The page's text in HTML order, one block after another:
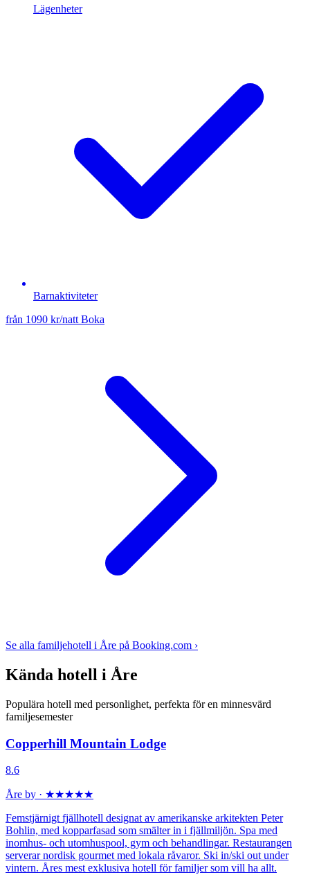
Lägenheter
Barnaktiviteter
från 1090 kr/natt Boka
Se alla familjehotell i Åre på Booking.com ›
Kända hotell i Åre
Populära hotell med personlighet, perfekta för en minnesvärd
familjesemester
Copperhill Mountain Lodge
8.6
Åre by · ★★★★★
Femstjärnigt fjällhotell designat av amerikanske arkitekten Peter
Bohlin, med kopparfasad som smälter in i fjällmiljön. Spa med
inomhus- och utomhuspool, gym och behandlingar. Restaurangen
serverar nordisk gourmet med lokala råvaror. Ski in/ski out under
vintern. Åres mest exklusiva hotell för familjer som vill ha allt.